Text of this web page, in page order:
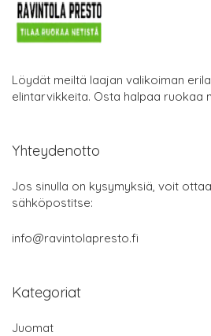
Löydät meiltä laajan valikoiman
elintarvikkeita. Osta halpaa ruokaa
Yhteydenotto
Jos sinulla on kysymyksiä, voit
sähköpostitse:
info@ravintolapresto.fi
Kategoriat
Juomat